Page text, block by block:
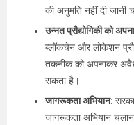
की अनुमति नहीं दी जानी
उन्नत प्रौद्योगिकी को
ब्लॉकचेन और लोकेशन
तकनीक को अपनाकर
सकता है।
जागरूकता अभियान:
जागरूकता अभियान